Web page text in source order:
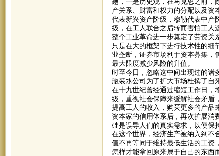
产关系、财富和权力的分配以及资
代表新兴资产阶级，穆勒代表中产
级，在工人联合之后转而害怕工人
整个工业革命进一步奠定了劳资关
只是在大的框架下进行技术性的细
业垄断，证券市场利于资本募集，
最大限度减少风险的升值。
时至今日，忽略这中间出现过的诸
瓶装水公司为了扩大市场杜撰了自
在十九世纪曾经通过缩短工作日，
级，重视社会保障来缓解社会矛盾
提高工人的收入，购买更多的产品
资本家的信用体系后，再次扩展消
础是误导人们的真实需求，以便保
在这个世界，经济生产被纳入到不
值不再等同于维持最低生活的工资
怎样才能拿回原来属于自己的东西